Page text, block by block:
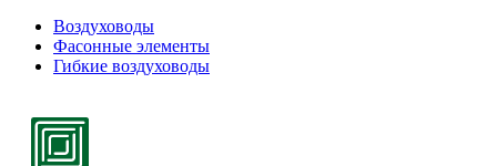
Воздуховоды
Фасонные элементы
Гибкие воздуховоды